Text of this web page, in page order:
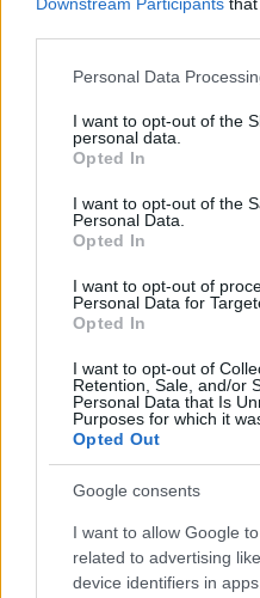
Please note that this
not limited to your visit or
grant or deny consent to
use your data for below
consent section.
Personal Data
I want to opt-out of the
personal data.
Opted In
I want to opt-out of the
Personal Data.
Opted In
I want to opt-out of
Personal Data for
Opted In
I want to opt-out of
Retention, Sale, and/or
Personal Data that Is
Purposes for which it
Opted Out
Google consents
I want to allow Google
related to advertising
device identifiers in apps.
2026.08.06. Fazekas Adrián
JÉGER további
Ahogy korábban már írtunk
alkalmazkodik a gazdálkodók
Agrárminisztérium és a
JNSZ megyei hírek